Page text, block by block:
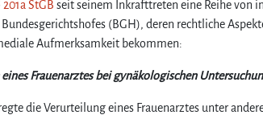
201a StGB seit seinem Inkrafttreten eine Reihe von
Bundesgerichtshofes (BGH), deren rechtliche
Aufmerksamkeit bekommen:
Frauenarztes bei gynäkologischen
die Verurteilung eines Frauenarztes unter